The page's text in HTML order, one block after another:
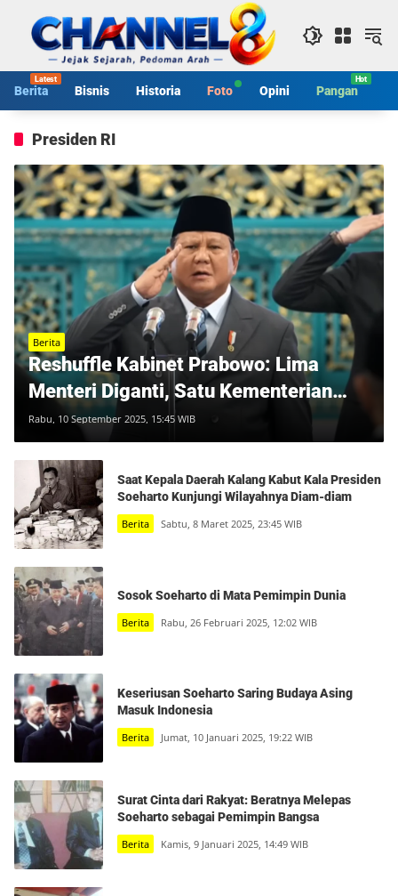
konten
Berita Bisnis Historia Foto Opini Pangan
Presiden RI
Berita
Reshuffle Kabinet Prabowo: Lima
Menteri Diganti, Satu Kementerian
Baru Dilahirkan
Rabu, 10 September 2025, 15:45 WIB
Saat Kepala Daerah Kalang Kabut Kala Presiden
Soeharto Kunjungi Wilayahnya Diam-diam
Berita Sabtu, 8 Maret 2025, 23:45 WIB
Sosok Soeharto di Mata Pemimpin Dunia
Berita Rabu, 26 Februari 2025, 12:02 WIB
Keseriusan Soeharto Saring Budaya Asing
Masuk Indonesia
Berita Jumat, 10 Januari 2025, 19:22 WIB
Surat Cinta dari Rakyat: Beratnya Melepas
Soeharto sebagai Pemimpin Bangsa
Berita Kamis, 9 Januari 2025, 14:49 WIB